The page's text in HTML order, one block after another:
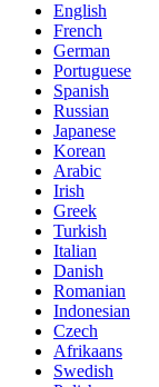
English
French
German
Portuguese
Spanish
Russian
Japanese
Korean
Arabic
Irish
Greek
Turkish
Italian
Danish
Romanian
Indonesian
Czech
Afrikaans
Swedish